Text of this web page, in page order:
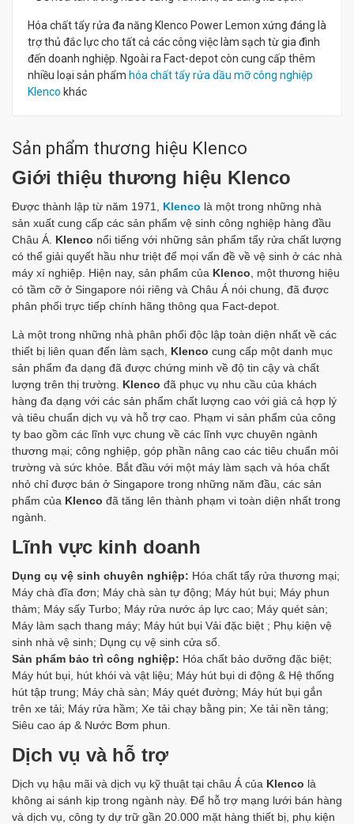
Hóa chất tẩy rửa đa năng Klenco Power Lemon xứng đáng là
trợ thủ đắc lực cho tất cả các công việc làm sạch từ gia đình
đến doanh nghiệp. Ngoài ra Fact-depot còn cung cấp thêm
nhiều loại sản phẩm hóa chất tẩy rửa dầu mỡ công nghiệp
Klenco khác
Sản phẩm thương hiệu Klenco
Giới thiệu thương hiệu Klenco
Được thành lập từ năm 1971, Klenco là một trong những nhà
sản xuất cung cấp các sản phẩm vệ sinh công nghiệp hàng đầu
Châu Á. Klenco nổi tiếng với những sản phẩm tẩy rửa chất lượng
có thể giải quyết hầu như triệt để mọi vấn đề về vệ sinh ở các nhà
máy xí nghiệp. Hiện nay, sản phẩm của Klenco , một thương hiệu
có tầm cỡ ở Singapore nói riêng và Châu Á nói chung, đã được
phân phối trực tiếp chính hãng thông qua Fact-depot.
Là một trong những nhà phân phối độc lập toàn diện nhất về các
thiết bị liên quan đến làm sạch, Klenco cung cấp một danh mục
sản phẩm đa dạng đã được chứng minh về độ tin cậy và chất
lượng trên thị trường. Klenco đã phục vụ nhu cầu của khách
hàng đa dạng với các sản phẩm chất lượng cao với giá cả hợp lý
và tiêu chuẩn dịch vụ và hỗ trợ cao. Phạm vi sản phẩm của công
ty bao gồm các lĩnh vực chung về các lĩnh vực chuyên ngành
thương mại; công nghiệp, góp phần nâng cao các tiêu chuẩn môi
trường và sức khỏe. Bắt đầu với một máy làm sạch và hóa chất
nhỏ chỉ được bán ở Singapore trong những năm đầu, các sản
phẩm của Klenco đã tăng lên thành phạm vi toàn diện nhất trong
ngành.
Lĩnh vực kinh doanh
Dụng cụ vệ sinh chuyên nghiệp: Hóa chất tẩy rửa thương mại;
Máy chà đĩa đơn; Máy chà sàn tự động; Máy hút bụi; Máy phun
thảm; Máy sấy Turbo; Máy rửa nước áp lực cao; Máy quét sàn;
Máy làm sạch thang máy; Máy hút bụi Vải đặc biệt ; Phụ kiện vệ
sinh nhà vệ sinh; Dụng cụ vệ sinh cửa sổ.
Sản phẩm bảo trì công nghiệp: Hóa chất bảo dưỡng đặc biệt;
Máy hút bụi, hút khói và vật liệu; Máy hút bụi di động & Hệ thống
hút tập trung; Máy chà sàn; Máy quét đường; Máy hút bụi gắn
trên xe tải; Máy rửa hầm; Xe tải chạy bằng pin; Xe tải nền tảng;
Siêu cao áp & Nước Bơm phun.
Dịch vụ và hỗ trợ
Dịch vụ hậu mãi và dịch vụ kỹ thuật tại châu Á của Klenco là
không ai sánh kịp trong ngành này. Để hỗ trợ mạng lưới bán hàng
và dịch vụ, công ty dự trữ gần 20.000 mặt hàng thiết bị, phụ kiện